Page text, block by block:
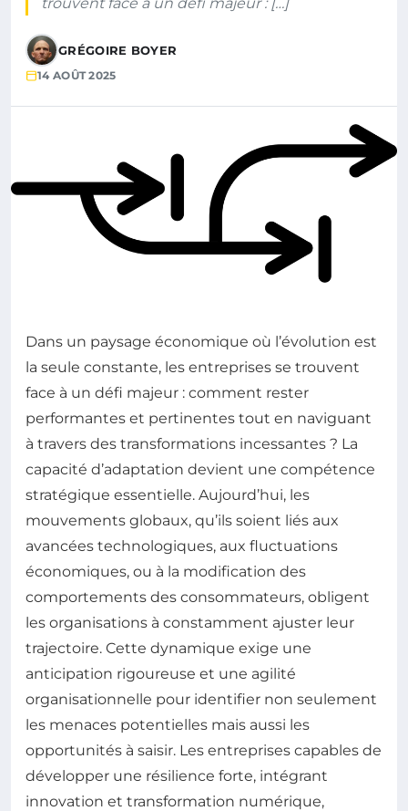
GRÉGOIRE BOYER
14 AOÛT 2025
Dans un paysage économique où l’évolution est
la seule constante, les entreprises se trouvent
face à un défi majeur : comment rester
performantes et pertinentes tout en naviguant
à travers des transformations incessantes ? La
capacité d’adaptation devient une compétence
stratégique essentielle. Aujourd’hui, les
mouvements globaux, qu’ils soient liés aux
avancées technologiques, aux fluctuations
économiques, ou à la modification des
comportements des consommateurs, obligent
les organisations à constamment ajuster leur
trajectoire. Cette dynamique exige une
anticipation rigoureuse et une agilité
organisationnelle pour identifier non seulement
les menaces potentielles mais aussi les
opportunités à saisir. Les entreprises capables de
développer une résilience forte, intégrant
innovation et transformation numérique,